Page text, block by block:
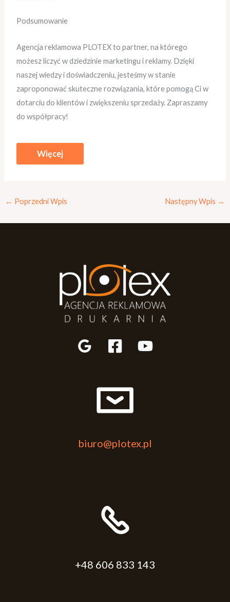
Podsumowanie
Agencja reklamowa PLOTEX to partner, na którego
możesz liczyć w dziedzinie marketingu i reklamy. Dzięki
naszej wiedzy i doświadczeniu, jesteśmy w stanie
zaproponować skuteczne rozwiązania, które pomogą Ci w
dotarciu do klientów i zwiększeniu sprzedaży. Zapraszamy
do współpracy!
Więcej
← Poprzedni Wpis Następny Wpis →
biuro@plotex.pl
+48 606 833 143